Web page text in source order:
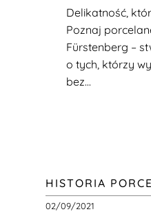
Delikatność,
Poznaj
Fürstenberg –
o tych, którzy
bez...
HISTORIA
02/09/2021